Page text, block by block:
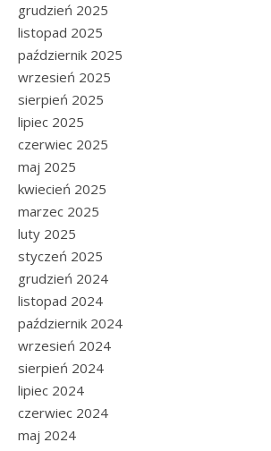
grudzień 2025
listopad 2025
październik 2025
wrzesień 2025
sierpień 2025
lipiec 2025
czerwiec 2025
maj 2025
kwiecień 2025
marzec 2025
luty 2025
styczeń 2025
grudzień 2024
listopad 2024
październik 2024
wrzesień 2024
sierpień 2024
lipiec 2024
czerwiec 2024
maj 2024